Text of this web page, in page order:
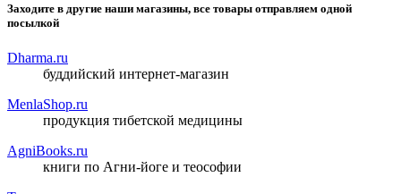
Заходите в другие наши магазины, все товары отправляем одной
посылкой
Dharma.ru
буддийский интернет-магазин
MenlaShop.ru
продукция тибетской медицины
AgniBooks.ru
книги по Агни-йоге и теософии